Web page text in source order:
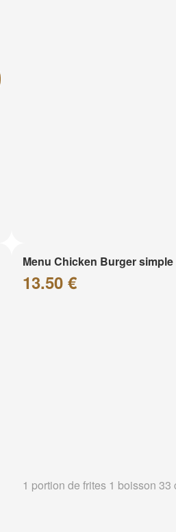
Menu Chicken Burger simple
13.50 €
1 portion de frites 1 boisson 33